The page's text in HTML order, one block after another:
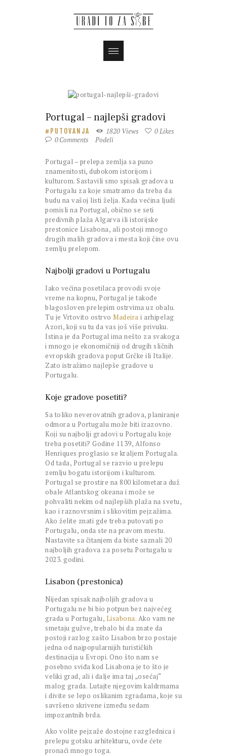
Portugal – najlepši gradovi
PUTOVANJA 1820 Views 0 Likes
0Comments Podeli
Portugal – prelepa zemlja sa puno
znamenitosti, dubokom istorijom i
kulturom. Sastavili smo spisak gradova u
Portugalu za koje smatramo da treba da
budu na vašoj listi želja. Kada većina ljudi
pomisli na Portugal, obično se seti
predivnih plaža Algarva ili istorijske
prestonice Lisabona, ali postoji mnogo
drugih malih gradova i mesta koji čine ovu
zemlju prelepom.
Najbolji gradovi u Portugalu
Iako većina posetilaca provodi svoje
vreme na kopnu, Portugal je takođe
blagosloven prelepim ostrvima uz obalu.
Tu je Vrtovito ostrvo Madeira i arhipelag
Azori, koji su tu da vas još više privuku.
Istina je da Portugal ima nešto za svakoga
i mnogo je ekonomičniji od drugih sličnih
evropskih gradova poput Grčke ili Italije.
Zato istražimo najlepše gradove u
Portugalu.
Koje gradove posetiti?
Sa toliko neverovatnih gradova, planiranje
odmora u Portugalu može biti izazovno.
Koji su najbolji gradovi u Portugalu koje
treba posetiti? Godine 1139, Alfonso
Henriques proglasio se kraljem Portugala.
Od tada, Portugal se razvio u prelepu
zemlju bogatu istorijom i kulturom.
Portugal se prostire na 800 kilometara duž
obale Atlantskog okeana i može se
pohvaliti nekim od najlepših plaža na svetu,
kao i raznovrsnim i slikovitim pejzažima.
Ako želite znati gde treba putovati po
Portugalu, onda ste na pravom mestu.
Nastavite sa čitanjem da biste saznali 20
najboljih gradova za posetu Portugalu u
2023. godini.
Lisabon (prestonica)
Nijedan spisak najboljih gradova u
Portugalu ne bi bio potpun bez najvećeg
grada u Portugalu, Lisabona. Ako vam ne
smetaju gužve, trebalo bi da znate da
postoji razlog zašto Lisabon brzo postaje
jedna od najpopularnijih turističkih
destinacija u Evropi. Ono što nam se
posebno sviđa kod Lisabona je to što je
veliki grad, ali i dalje ima taj „osećaj“
malog grada. Lutajte njegovim kaldrmama
i divite se lepo oslikanim zgradama, koje su
savršeno skrivene između sedam
impozantnih brda.
Ako volite pejzaže dostojne razglednica i
prelepu gotsku arhitekturu, ovde ćete
pronaći mnogo toga.